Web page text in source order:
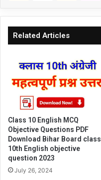
Related Articles
Class 10 English MCQ
Objective Questions PDF
Download Bihar Board class
10th English objective
question 2023
July 26, 2024